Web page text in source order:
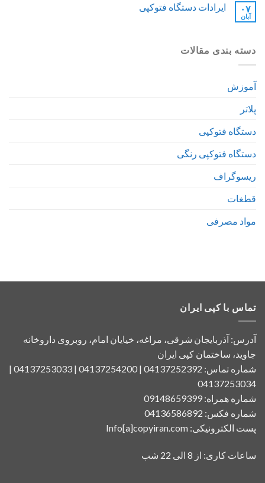
۰۷
آبان
ایرادات دستگاه فتوکپی
دسته بندی مقالات
آموزش
پلاتر
دستگاه فتوکپی
دستگاه فتوکپی رنگی
ریسوگراف
قطغات
مواد مصرفی
تماس با کپی ایران
آدرس: آذربایجان شرقی، مراغه، خیایان امام، روبروی داروخانه
جاوید، ساختمان کپی ایران
شماره تماس: 04137252392 | 04137254200 | 04137253033 |
04137253034
شماره همراه: 09148659399
شماره فکس: 04136586892
پست الکترونیکی: Info[a]copyiran.com
ساعات کاری: از 8 الی 22 شب